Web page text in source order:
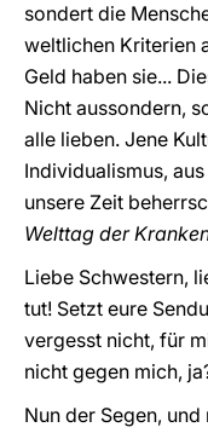
sondert die
weltlichen Kriterien
Geld haben sie...
Nicht aussondern,
alle lieben. Jene
Individualismus,
unsere Zeit
Welttag der
Liebe Schwestern,
tut! Setzt eure
vergesst nicht, für
nicht gegen mich,
Nun der Segen,